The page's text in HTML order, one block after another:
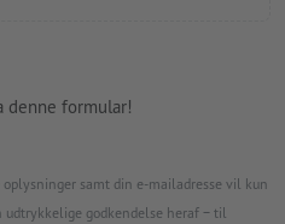
denne formular!
samt din e-mailadresse vil kun
godkendelse heraf − til